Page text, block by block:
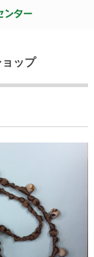
ップ